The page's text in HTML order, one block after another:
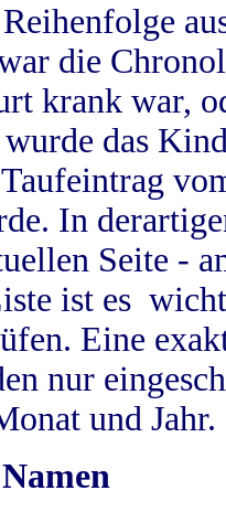
die
krank war,
das
Taufeintrag
In
Seite -
ist es
Eine
nur
und Jahr.